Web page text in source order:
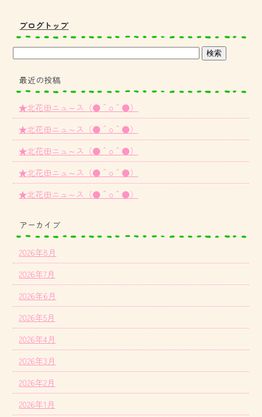
ブログトップ
最近の投稿
★北花田ニュ～ス（●＾o＾●）
★北花田ニュ～ス（●＾o＾●）
★北花田ニュ～ス（●＾o＾●）
★北花田ニュ～ス（●＾o＾●）
★北花田ニュ～ス（●＾o＾●）
アーカイブ
2026年8月
2026年7月
2026年6月
2026年5月
2026年4月
2026年3月
2026年2月
2026年1月